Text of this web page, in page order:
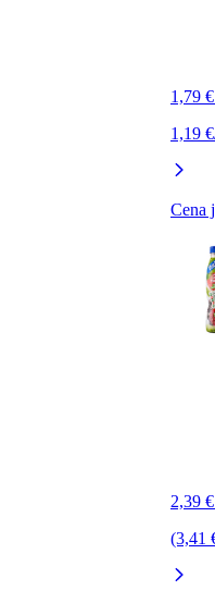
1,79
1,19
Cena
2,39
(3,41